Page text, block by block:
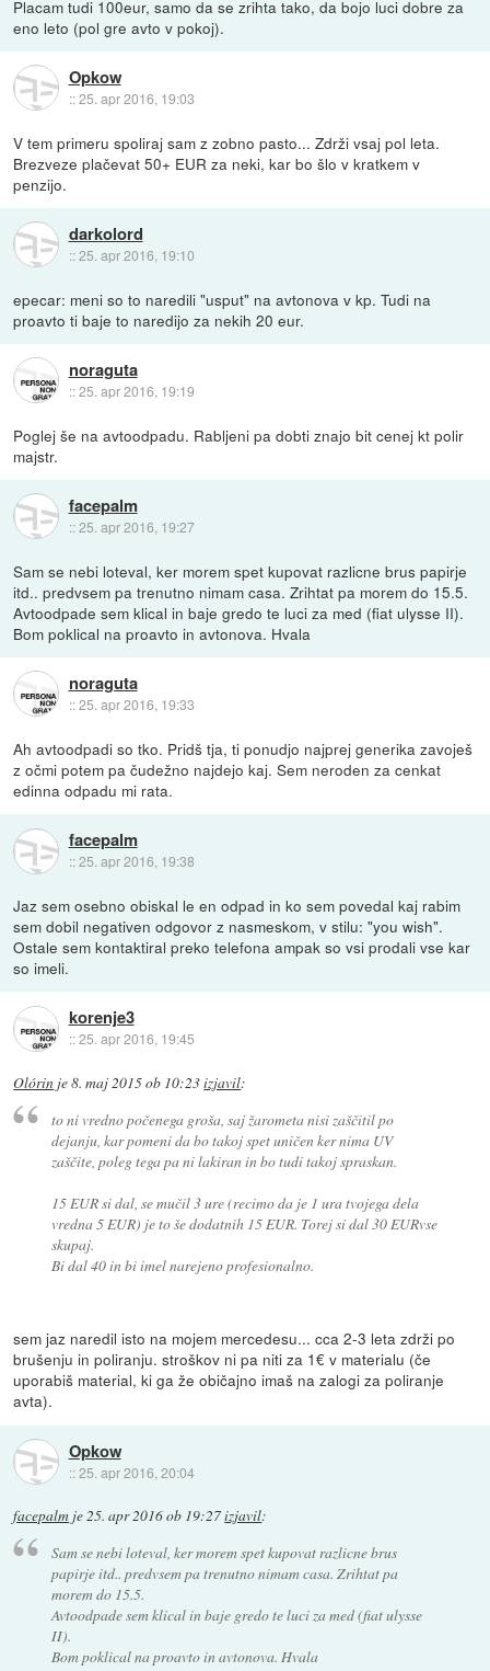
Placam tudi 100eur, samo da se zrihta tako, da bojo luci dobre za
eno leto (pol gre avto v pokoj).
Opkow
::25. apr 2016, 19:03
V tem primeru spoliraj sam z zobno pasto... Zdrži vsaj pol leta.
Brezveze plačevat 50+ EUR za neki, kar bo šlo v kratkem v
penzijo.
darkolord
::25. apr 2016, 19:10
epecar: meni so to naredili "usput" na avtonova v kp. Tudi na
proavto ti baje to naredijo za nekih 20 eur.
noraguta
::25. apr 2016, 19:19
Poglej še na avtoodpadu. Rabljeni pa dobti znajo bit cenej kt polir
majstr.
facepalm
::25. apr 2016, 19:27
Sam se nebi loteval, ker morem spet kupovat razlicne brus papirje
itd.. predvsem pa trenutno nimam casa. Zrihtat pa morem do 15.5.
Avtoodpade sem klical in baje gredo te luci za med (fiat ulysse II).
Bom poklical na proavto in avtonova. Hvala
noraguta
::25. apr 2016, 19:33
Ah avtoodpadi so tko. Pridš tja, ti ponudjo najprej generika zavoješ
z očmi potem pa čudežno najdejo kaj. Sem neroden za cenkat
edinna odpadu mi rata.
facepalm
::25. apr 2016, 19:38
Jaz sem osebno obiskal le en odpad in ko sem povedal kaj rabim
sem dobil negativen odgovor z nasmeskom, v stilu: "you wish".
Ostale sem kontaktiral preko telefona ampak so vsi prodali vse kar
so imeli.
korenje3
::25. apr 2016, 19:45
Olórin je8. maj 2015 ob 10:23izjavil:
to ni vredno počenega groša, saj žarometa nisi zaščitil po
dejanju, kar pomeni da bo takoj spet uničen ker nima UV
zaščite, poleg tega pa ni lakiran in bo tudi takoj spraskan.
15 EUR si dal, se mučil 3 ure (recimo da je 1 ura tvojega dela
vredna 5 EUR) je to še dodatnih 15 EUR. Torej si dal 30 EURvse
skupaj.
Bi dal 40 in bi imel narejeno profesionalno.
sem jaz naredil isto na mojem mercedesu... cca 2-3 leta zdrži po
brušenju in poliranju. stroškov ni pa niti za 1€ v materialu (če
uporabiš material, ki ga že običajno imaš na zalogi za poliranje
avta).
Opkow
::25. apr 2016, 20:04
facepalm je25. apr 2016 ob 19:27izjavil:
Sam se nebi loteval, ker morem spet kupovat razlicne brus
papirje itd.. predvsem pa trenutno nimam casa. Zrihtat pa
morem do 15.5.
Avtoodpade sem klical in baje gredo te luci za med (fiat ulysse
II).
Bom poklical na proavto in avtonova. Hvala